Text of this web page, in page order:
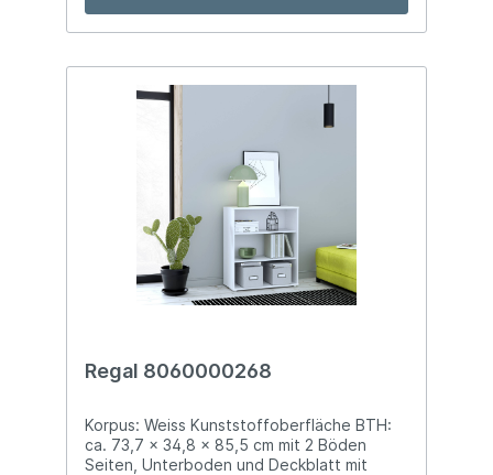
Regal 8060000268
Korpus: Weiss Kunststoffoberfläche BTH:
ca. 73,7 x 34,8 x 85,5 cm mit 2 Böden
Seiten, Unterboden und Deckblatt mit